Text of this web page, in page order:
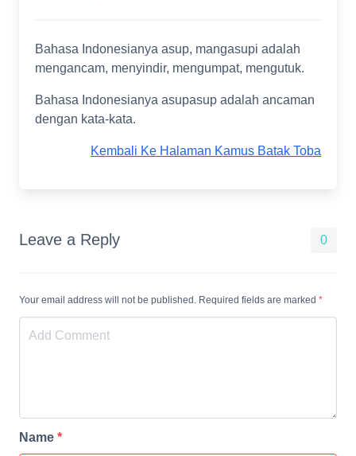
Bahasa Indonesianya asup, mangasupi adalah
mengancam, menyindir, mengumpat, mengutuk.
Bahasa Indonesianya asupasup adalah ancaman
dengan kata-kata.
Kembali Ke Halaman Kamus Batak Toba
Leave a Reply 0
Your email address will not be published. Required fields are marked *
Name *